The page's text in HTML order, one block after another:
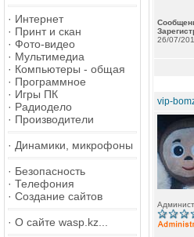
· Интернет
· Принт и скан
· Фото-видео
· Мультимедиа
· Компьютеры - общая
· Программное
· Игры ПК
· Радиодело
· Производители
· Динамики, микрофоны
· Безопасность
· Телефония
· Создание сайтов
· О сайте wasp.kz...
26/07/
vip-